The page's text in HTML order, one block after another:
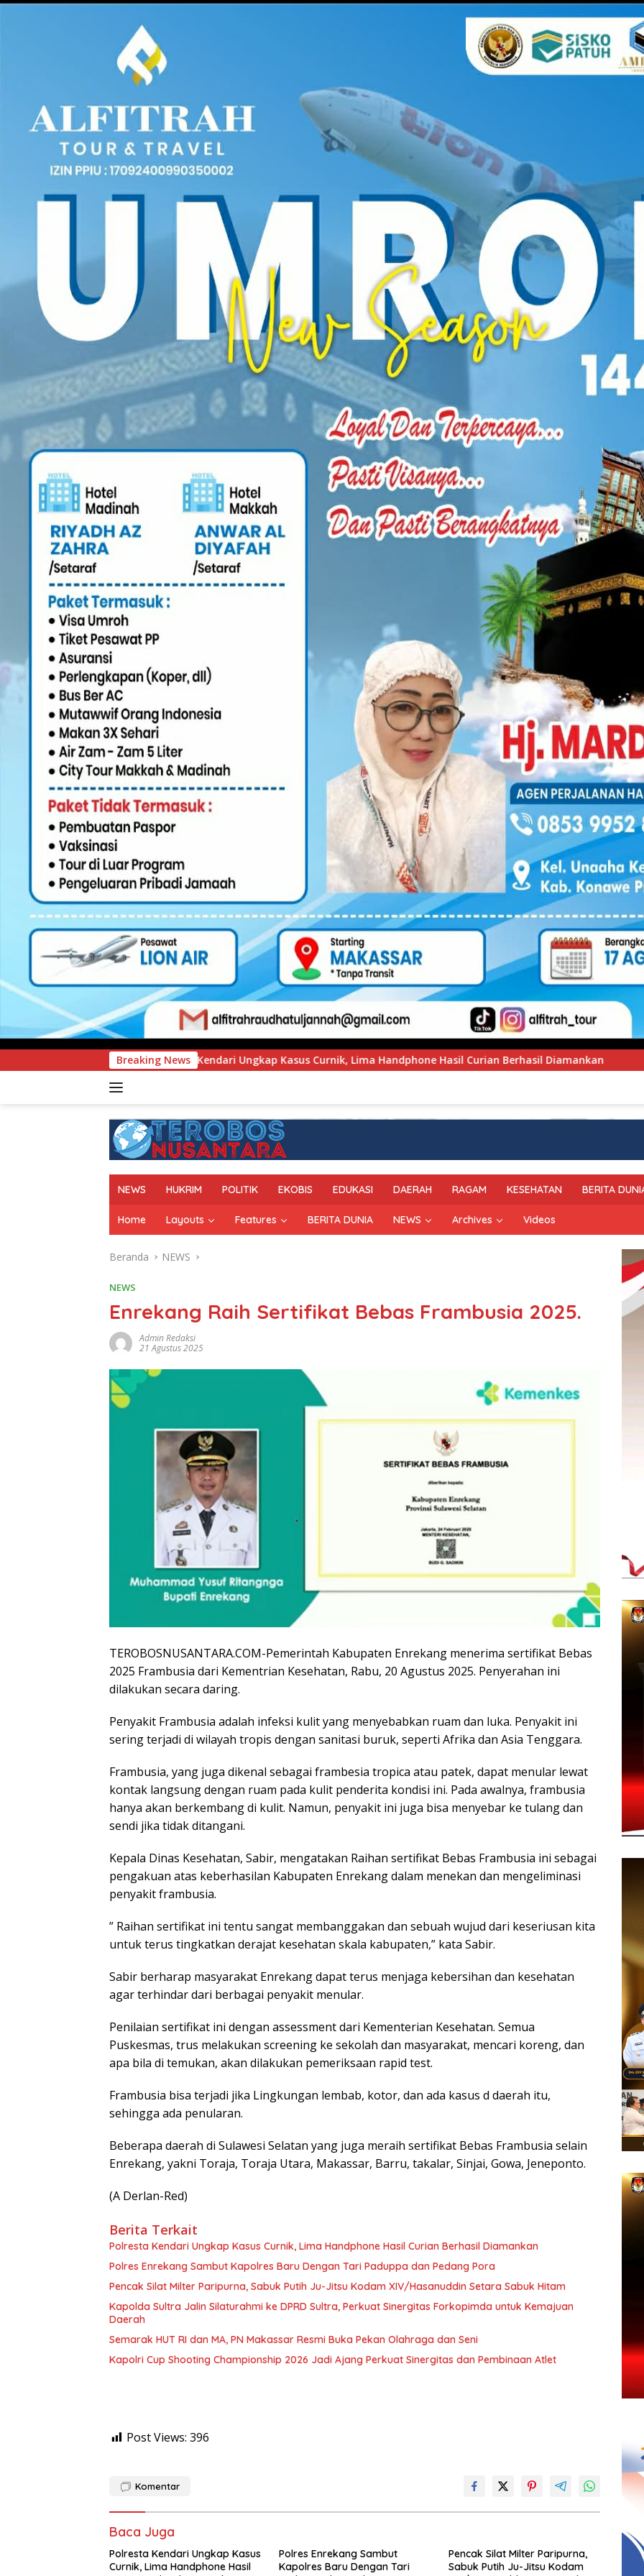
Breaking News
Kendari Ungkap Kasus Curnik, Lima Handphone Hasil Curian Berhasil Diamankan Polres Enrekang Sambut
NEWS HUKRIM POLITIK EKOBIS EDUKASI DAERAH RAGAM KESEHATAN BERITA
Home Layouts Features BERITA DUNIA NEWS Archives Videos
Beranda NEWS
NEWS
Enrekang Raih Sertifikat Bebas Frambusia 2025.
Admin Redaksi
21 Agustus 2025
TEROBOSNUSANTARA.COM-Pemerintah Kabupaten Enrekang menerima sertifikat Bebas
2025 Frambusia dari Kementrian Kesehatan, Rabu, 20 Agustus 2025. Penyerahan ini
dilakukan secara daring.
Penyakit Frambusia adalah infeksi kulit yang menyebabkan ruam dan luka. Penyakit ini
sering terjadi di wilayah tropis dengan sanitasi buruk, seperti Afrika dan Asia Tenggara.
Frambusia, yang juga dikenal sebagai frambesia tropica atau patek, dapat menular lewat
kontak langsung dengan ruam pada kulit penderita kondisi ini. Pada awalnya, frambusia
hanya akan berkembang di kulit. Namun, penyakit ini juga bisa menyebar ke tulang dan
sendi jika tidak ditangani.
Kepala Dinas Kesehatan, Sabir, mengatakan Raihan sertifikat Bebas Frambusia ini sebagai
pengakuan atas keberhasilan Kabupaten Enrekang dalam menekan dan mengeliminasi
penyakit frambusia.
” Raihan sertifikat ini tentu sangat membanggakan dan sebuah wujud dari keseriusan kita
untuk terus tingkatkan derajat kesehatan skala kabupaten,” kata Sabir.
Sabir berharap masyarakat Enrekang dapat terus menjaga kebersihan dan kesehatan
agar terhindar dari berbagai penyakit menular.
Penilaian sertifikat ini dengan assessment dari Kementerian Kesehatan. Semua
Puskesmas, trus melakukan screening ke sekolah dan masyarakat, mencari koreng, dan
apa bila di temukan, akan dilakukan pemeriksaan rapid test.
Frambusia bisa terjadi jika Lingkungan lembab, kotor, dan ada kasus d daerah itu,
sehingga ada penularan.
Beberapa daerah di Sulawesi Selatan yang juga meraih sertifikat Bebas Frambusia selain
Enrekang, yakni Toraja, Toraja Utara, Makassar, Barru, takalar, Sinjai, Gowa, Jeneponto.
(A Derlan-Red)
Berita Terkait
Polresta Kendari Ungkap Kasus Curnik, Lima Handphone Hasil Curian Berhasil Diamankan
Polres Enrekang Sambut Kapolres Baru Dengan Tari Paduppa dan Pedang Pora
Pencak Silat Milter Paripurna, Sabuk Putih Ju-Jitsu Kodam XIV/Hasanuddin Setara Sabuk Hitam
Kapolda Sultra Jalin Silaturahmi ke DPRD Sultra, Perkuat Sinergitas Forkopimda untuk Kemajuan
Daerah
Semarak HUT RI dan MA, PN Makassar Resmi Buka Pekan Olahraga dan Seni
Kapolri Cup Shooting Championship 2026 Jadi Ajang Perkuat Sinergitas dan Pembinaan Atlet
Post Views: 396
Komentar
Baca Juga
Polresta Kendari Ungkap Kasus
Curnik, Lima Handphone Hasil
Polres Enrekang Sambut
Kapolres Baru Dengan Tari
Pencak Silat Milter Paripurna,
Sabuk Putih Ju-Jitsu Kodam